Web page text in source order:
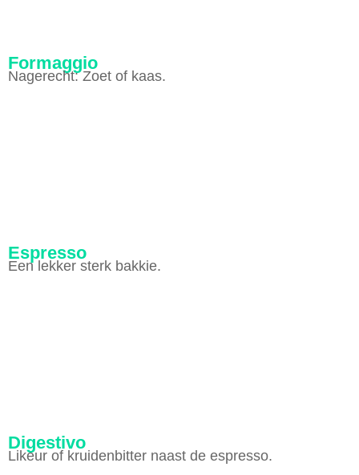
Formaggio
Nagerecht: Zoet of kaas.
Espresso
Een lekker sterk bakkie.
Digestivo
Likeur of kruidenbitter naast de espresso.